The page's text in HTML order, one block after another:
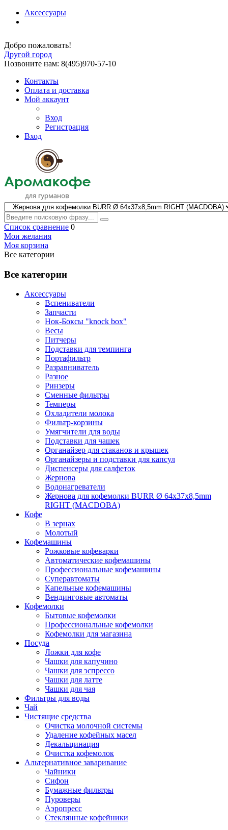
Аксессуары
Добро пожаловать!
Другой город
Позвоните нам: 8(495)970-57-10
Контакты
Оплата и доставка
Мой аккаунт
Вход
Регистрация
Вход
Список сравнение 0
Мои желания
Моя корзина
Все категории
Все категории
Аксессуары
Вспениватели
Запчасти
Нок-Боксы "knock box"
Весы
Питчеры
Подставки для темпинга
Портафильтр
Разравниватель
Разное
Ринзеры
Сменные фильтры
Темперы
Охладители молока
Фильтр-корзины
Умягчители для воды
Подставки для чашек
Органайзер для стаканов и крышек
Органайзеры и подставки для капсул
Диспенсеры для салфеток
Жернова
Водонагреватели
Жернова для кофемолки BURR Ø 64x37x8,5mm
RIGHT (MACDOBA)
Кофе
В зернах
Молотый
Кофемашины
Рожковые кофеварки
Автоматические кофемашины
Профессиональные кофемашины
Суперавтоматы
Капельные кофемашины
Вендинговые автоматы
Кофемолки
Бытовые кофемолки
Профессиональные кофемолки
Кофемолки для магазина
Посуда
Ложки для кофе
Чашки для капучино
Чашки для эспрессо
Чашки для латте
Чашки для чая
Фильтры для воды
Чай
Чистящие средства
Очистка молочной системы
Удаление кофейных масел
Декальцинация
Очистка кофемолок
Альтернативное заваривание
Чайники
Сифон
Бумажные фильтры
Пуроверы
Аэропресс
Стеклянные кофейники